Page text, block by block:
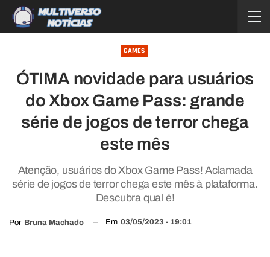
GAMES
ÓTIMA novidade para usuários
do Xbox Game Pass: grande
série de jogos de terror chega
este mês
Atenção, usuários do Xbox Game Pass! Aclamada
série de jogos de terror chega este mês à plataforma.
Descubra qual é!
Por Bruna Machado Em 03/05/2023 - 19:01